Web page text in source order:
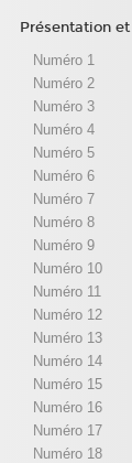
Présentation
Numéro 1
Numéro 2
Numéro 3
Numéro 4
Numéro 5
Numéro 6
Numéro 7
Numéro 8
Numéro 9
Numéro 10
Numéro 11
Numéro 12
Numéro 13
Numéro 14
Numéro 15
Numéro 16
Numéro 17
Numéro 18